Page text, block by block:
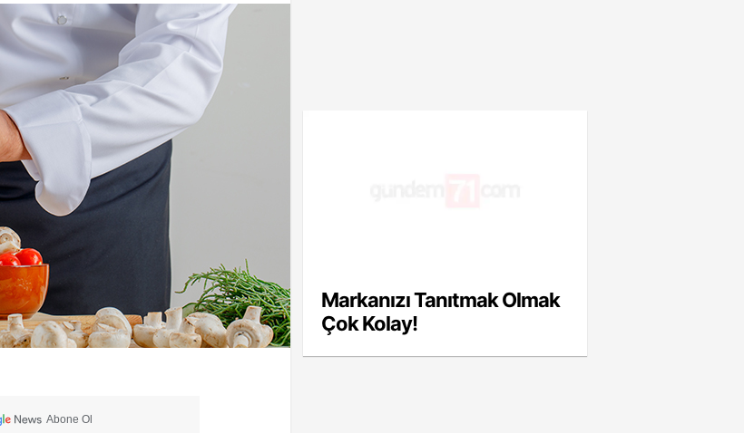
Abone Ol
Markanızı Tanıtmak Olmak
Çok Kolay!